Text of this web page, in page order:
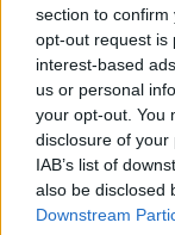
section to
opt-out request is
interest-based
us or personal
your opt-out. You
disclosure of
IAB’s list of
also be disclosed
Downstream
sul rio Gherbella.
Sulla strada era
19 ottobre, per
scarpata adiacente
Entro pochi giorni
la rimozione del